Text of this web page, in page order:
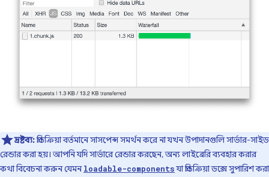
দ্রষ্টব্য:প্রতিক্রিয়া বর্তমানে সাসপেন্স সমর্থন করে না যখন উপাদানগুলি সার্ভার-সাইড
রেন্ডার করা হয়। আপনি যদি সার্ভারে রেন্ডার করছেন, অন্য লাইব্রেরি ব্যবহার করার
কথা বিবেচনা করুন যেমনloadable-componentsযা প্রতিক্রিয়া ডক্সে সুপারিশ করা